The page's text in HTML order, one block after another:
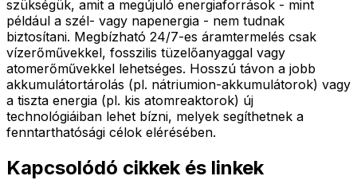
szükségük, amit a megújuló energiaforrások - mint
például a szél- vagy napenergia - nem tudnak
biztosítani. Megbízható 24/7-es áramtermelés csak
vízerőművekkel, fosszilis tüzelőanyaggal vagy
atomerőművekkel lehetséges. Hosszú távon a jobb
akkumulátortárolás (pl. nátriumion-akkumulátorok) vagy
a tiszta energia (pl. kis atomreaktorok) új
technológiáiban lehet bízni, melyek segíthetnek a
fenntarthatósági célok elérésében.
Kapcsolódó cikkek és linkek